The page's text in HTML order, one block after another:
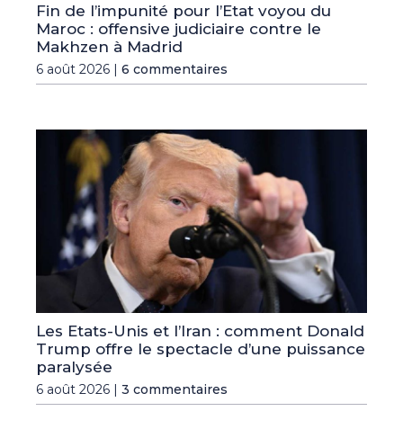
Fin de l’impunité pour l’Etat voyou du
Maroc : offensive judiciaire contre le
Makhzen à Madrid
6 août 2026 | 6 commentaires
Les Etats-Unis et l’Iran : comment Donald
Trump offre le spectacle d’une puissance
paralysée
6 août 2026 | 3 commentaires